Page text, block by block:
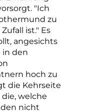
"Ich
zu
ist." Es
angesichts
in den
hoch zu
die Kehrseite
welche
nicht